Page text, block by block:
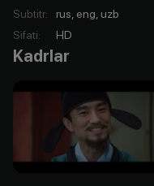
Subtitr:
rus, eng, uzb
Sifati: HD
Kadrlar